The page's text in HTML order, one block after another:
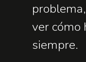
ver cómo
siempre.